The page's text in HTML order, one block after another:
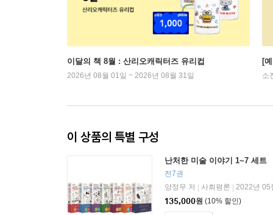
이달의 책 8월 : 산리오캐릭터즈 유리컵
2026년 08월 01일 ~ 2026년 08월 31일
[
소
이 상품의 특별 구성
난처한 미술 이야기 1~7 세트
전7권
양정무 저
사회평론
2022년 05
135,000원 (10% 할인)